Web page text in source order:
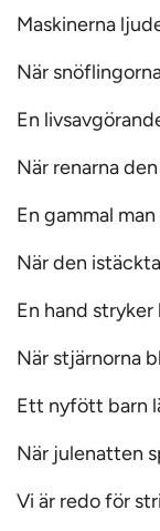
Maskinerna
När
En
När renarna
En gammal
När den
En hand stryker
När stjärnorna
Ett nyfött barn
När julenatten
Vi är redo för